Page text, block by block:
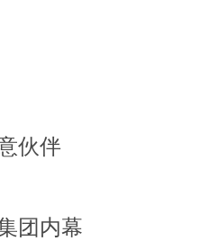
伙伴
团内幕